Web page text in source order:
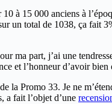
10 à 15 000 anciens à
un total de 1038, ça fait
ma part, j’ai une
et l’honneur d’avoir bien
la Promo 33. Je ne
a fait l’objet d’une